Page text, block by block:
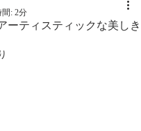
ティスティックな美しき
: 2分